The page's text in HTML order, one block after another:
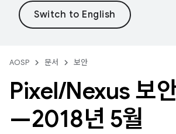
AOSP 문서 보안
Pixel/Nexus 보
—2018년 5월